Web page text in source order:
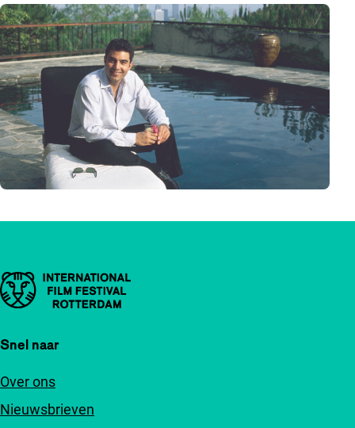
Belangrijke links
Snel naar
Over ons
Nieuwsbrieven